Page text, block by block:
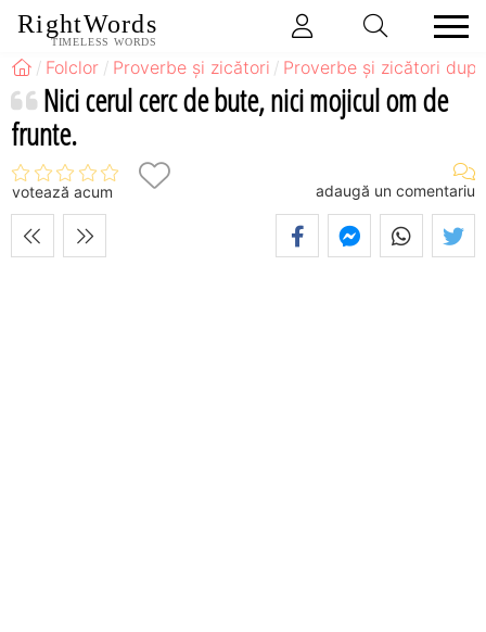
RightWords
TIMELESS WORDS
Folclor Proverbe și zicători Proverbe și zicători
Nici cerul cerc de bute, nici mojicul om de
frunte.
votează acum adaugă un comentariu